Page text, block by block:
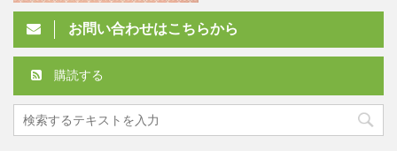
お問い合わせはこちらから
購読する